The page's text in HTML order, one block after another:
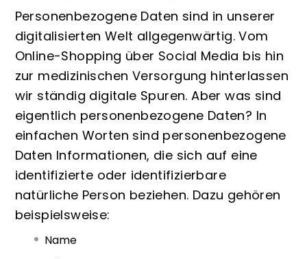
Personenbezogene Daten sind in unserer
digitalisierten Welt allgegenwärtig. Vom
Online-Shopping über Social Media bis hin
zur medizinischen Versorgung hinterlassen
wir ständig digitale Spuren. Aber was sind
eigentlich personenbezogene Daten? In
einfachen Worten sind personenbezogene
Daten Informationen, die sich auf eine
identifizierte oder identifizierbare
natürliche Person beziehen. Dazu gehören
beispielsweise:
Name